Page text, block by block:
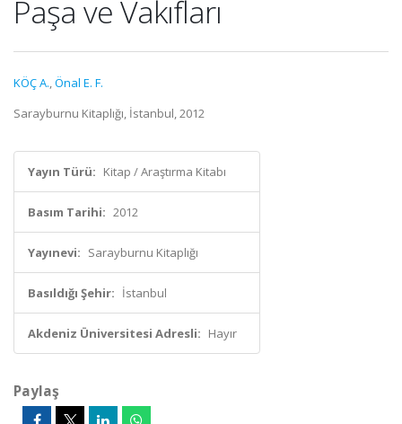
Paşa ve Vakıfları
KÖÇ A.,Önal E. F.
Sarayburnu Kitaplığı, İstanbul, 2012
Yayın Türü: Kitap / Araştırma Kitabı
Basım Tarihi: 2012
Yayınevi: Sarayburnu Kitaplığı
Basıldığı Şehir: İstanbul
Akdeniz Üniversitesi Adresli: Hayır
Paylaş